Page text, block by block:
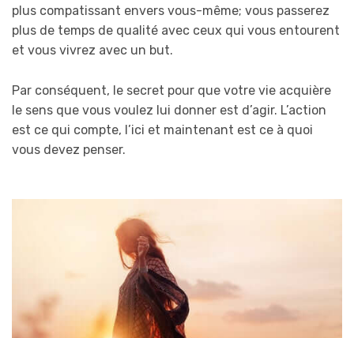
plus compatissant envers vous-même; vous passerez
plus de temps de qualité avec ceux qui vous entourent
et vous vivrez avec un but.
Par conséquent, le secret pour que votre vie acquière
le sens que vous voulez lui donner est d’agir. L’action
est ce qui compte, l’ici et maintenant est ce à quoi
vous devez penser.